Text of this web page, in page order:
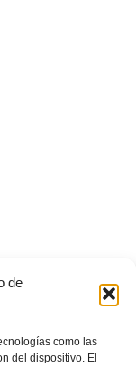
de
como las
del dispositivo. El